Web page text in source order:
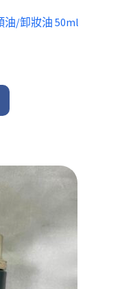
油/卸妝油 50ml